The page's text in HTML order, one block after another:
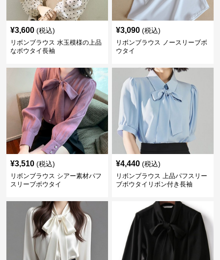
¥3,600 (税込)
リボンブラウス 水玉模様の上品
なボウタイ長袖
¥3,090 (税込)
リボンブラウス ノースリーブボ
ウタイ
¥3,510 (税込)
リボンブラウス シアー素材パフ
スリーブボウタイ
¥4,440 (税込)
リボンブラウス 上品パフスリー
ブボウタイリボン付き長袖